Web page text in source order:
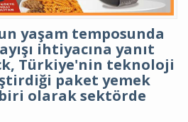
yaşam temposunda
ihtiyacına yanıt
Türkiye'nin teknoloji
paket yemek
olarak sektörde